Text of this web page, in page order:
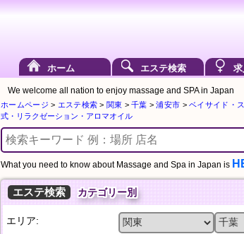
ホーム エステ検索
We welcome all nation to enjoy massage and SPA in Japan
ホームページ > エステ検索 > 関東 >千葉 >浦安市 > ベイサイド・
式・リラクゼーション・アロマオイル
What you need to know about Massage and Spa in Japan is
エステ検索 カテゴリー別
エリア: